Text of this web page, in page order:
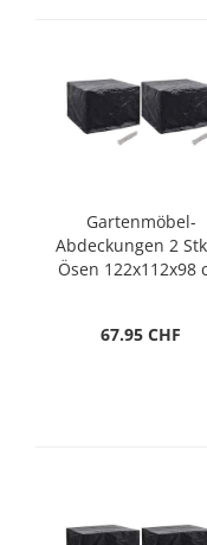
Gartenmöbel-
Abdeckungen 2
Ösen 122x112x98
67.95 CHF